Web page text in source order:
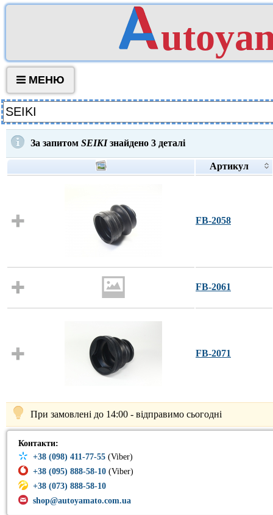
МЕНЮ
За запитом SEIKIзнайдено 3 деталі
Артикул
FB-2058
FB-2061
FB-2071
При замовлені до 14:00 - відправимо сьогодні
Контакти:
+38 (098) 411-77-55 (Viber)
+38 (095) 888-58-10 (Viber)
+38 (073) 888-58-10
shop@autoyamato.com.ua